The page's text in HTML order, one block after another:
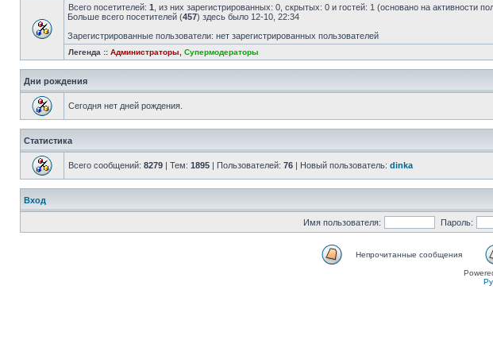
Всего посетителей: 1 , из них зарегистрированных: 0, скрытых: 0 и гостей: 1 (основано на активности
Больше всего посетителей (457) здесь было 12-10, 22:34
Зарегистрированные пользователи: нет зарегистрированных пользователей
Легенда :: Администраторы Супермодераторы
Дни рождения
Сегодня нет дней рождения.
Статистика
Всего сообщений: 8279 | Тем: 1895 | Пользователей: 76 | Новый пользователь: dinka
Вход
Имя пользователя: Пароль:
Непрочитанные сообщения